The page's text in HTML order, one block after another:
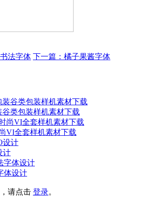
法字体 下一篇：橘子果酱字体
谷类包装样机素材下载
VI全套样机素材下载
计
体设计
请点击 登录。